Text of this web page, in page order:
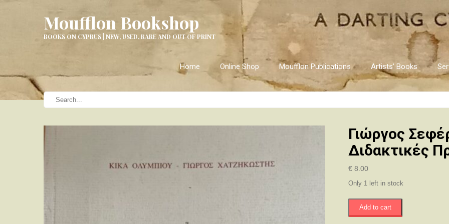
Moufflon Bookshop
BOOKS ON CYPRUS | NEW, USED, RARE AND OUT OF PRINT
Home Online Shop Moufflon Publications Artists’ Books
Γιώργος
Διδακτικές
€ 8.00
Only 1 left in stock
Γιώργος
Add to cart